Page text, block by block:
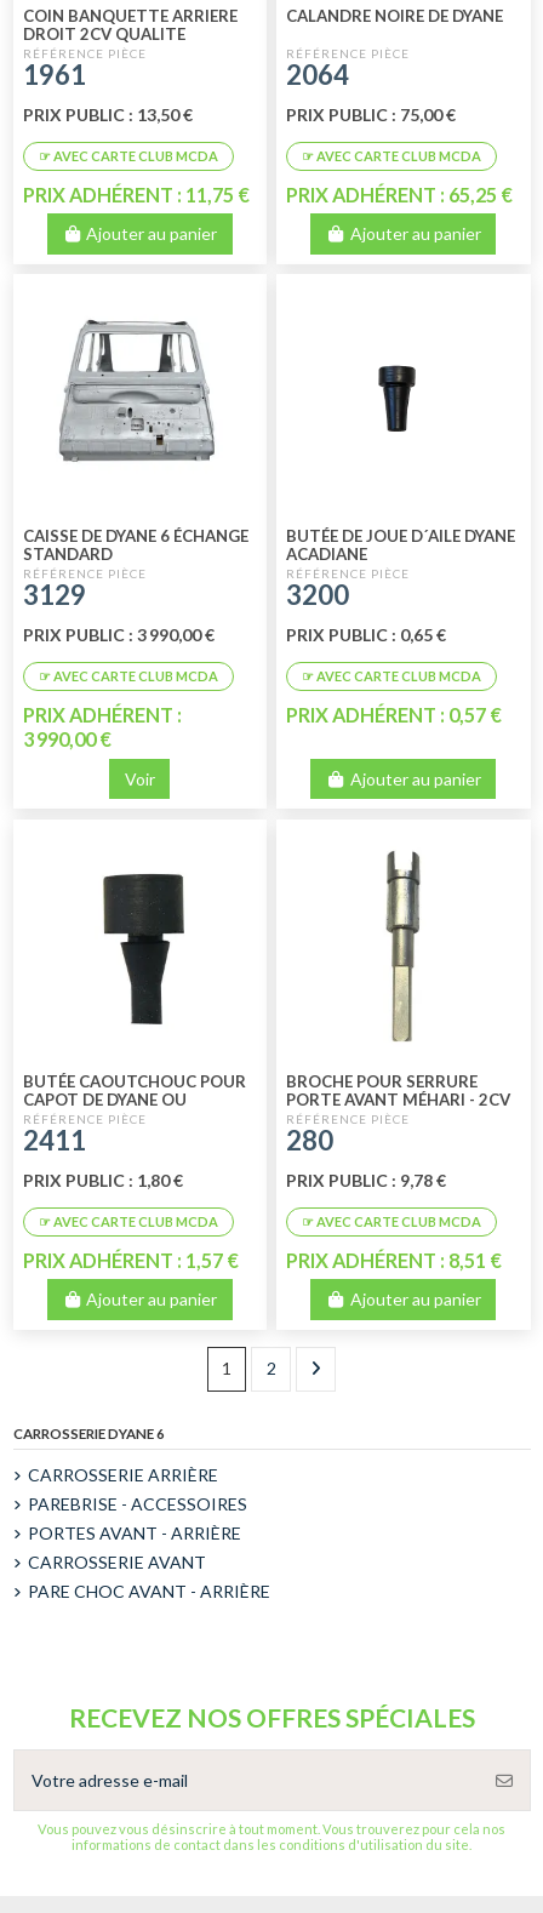
COIN BANQUETTE ARRIERE
DROIT 2CV QUALITE
SUPERIEURE
1961
PRIX PUBLIC : 13,50 €
PRIX ADHÉRENT : 11,75 €
Ajouter au panier
CALANDRE NOIRE DE DYANE
2064
PRIX PUBLIC : 75,00 €
PRIX ADHÉRENT : 65,25 €
Ajouter au panier
CAISSE DE DYANE 6 ÉCHANGE
STANDARD
3129
PRIX PUBLIC : 3 990,00 €
PRIX ADHÉRENT :
3 990,00 €
Voir
BUTÉE DE JOUE D´AILE DYANE
ACADIANE
3200
PRIX PUBLIC : 0,65 €
PRIX ADHÉRENT : 0,57 €
Ajouter au panier
BUTÉE CAOUTCHOUC POUR
CAPOT DE DYANE OU
ACADIANE
2411
PRIX PUBLIC : 1,80 €
PRIX ADHÉRENT : 1,57 €
Ajouter au panier
BROCHE POUR SERRURE
PORTE AVANT MÉHARI - 2CV
LONGUEUR 88 MM
280
PRIX PUBLIC : 9,78 €
PRIX ADHÉRENT : 8,51 €
Ajouter au panier
1 2
CARROSSERIE DYANE 6
CARROSSERIE ARRIÈRE
PAREBRISE - ACCESSOIRES
PORTES AVANT - ARRIÈRE
CARROSSERIE AVANT
PARE CHOC AVANT - ARRIÈRE
RECEVEZ NOS OFFRES SPÉCIALES
Vous pouvez vous désinscrire à tout moment. Vous trouverez pour cela nos
informations de contact dans les conditions d'utilisation du site.